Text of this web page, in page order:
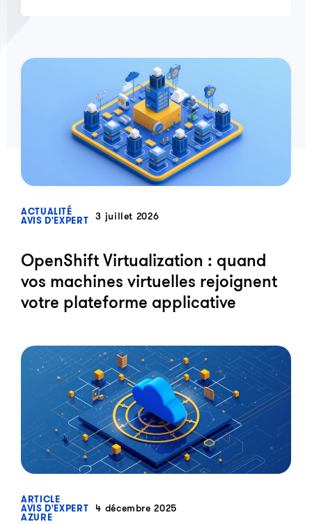
ACTUALITÉ
AVIS D'EXPERT 3 juillet 2026
OpenShift Virtualization : quand
vos machines virtuelles rejoignent
votre plateforme applicative
ARTICLE
AVIS D'EXPERT
AZURE
4 décembre 2025